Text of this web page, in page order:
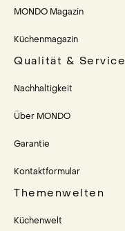
MONDO Magazin
Küchenmagazin
Qualität & Service
Nachhaltigkeit
Über MONDO
Garantie
Kontaktformular
Themenwelten
Küchenwelt